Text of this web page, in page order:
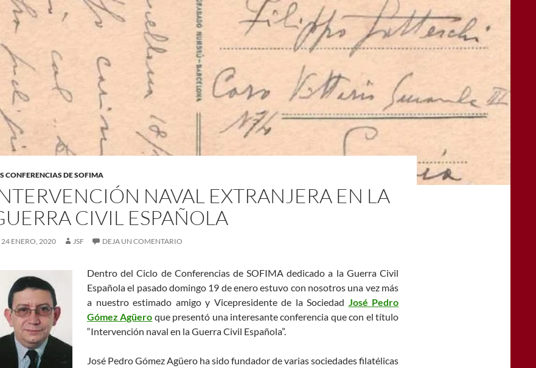
CONFERENCIAS DE SOFIMA
NAVAL EXTRANJERA EN LA
CIVIL ESPAÑOLA
24 ENERO, 2020 JSF DEJA UN COMENTARIO
Dentro del Ciclo de Conferencias de SOFIMA dedicado a la Guerra Civil
Española el pasado domingo 19 de enero estuvo con nosotros una vez más
a nuestro estimado amigo y Vicepresidente de la Sociedad José Pedro
Gómez Agüero que presentó una interesante conferencia que con el título
“Intervención naval en la Guerra Civil Española”.
José Pedro Gómez Agüero ha sido fundador de varias sociedades filatélicas